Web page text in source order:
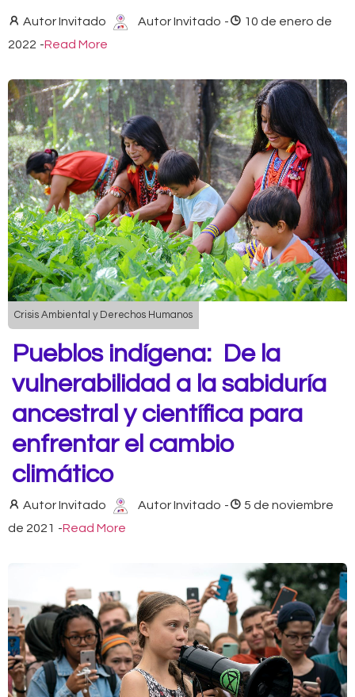
Autor Invitado Autor Invitado -
10 de enero de
2022 -Read More
Crisis Ambiental y Derechos Humanos
Pueblos indígena: De la
vulnerabilidad a la sabiduría
ancestral y científica para
enfrentar el cambio
climático
Autor Invitado Autor Invitado -
5 de noviembre
de 2021 -Read More